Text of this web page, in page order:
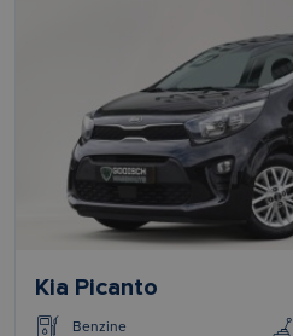
Kia Picanto
Benzine